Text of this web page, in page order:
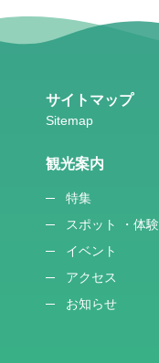
サイトマップ
観光案内
特集
スポット ・体験
イベント
アクセス
お知らせ